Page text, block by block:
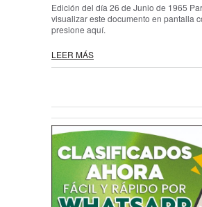
Edición del día 26 de Junio de 1965
visualizar este documento en pantalla
presione aquí.
LEER MÁS